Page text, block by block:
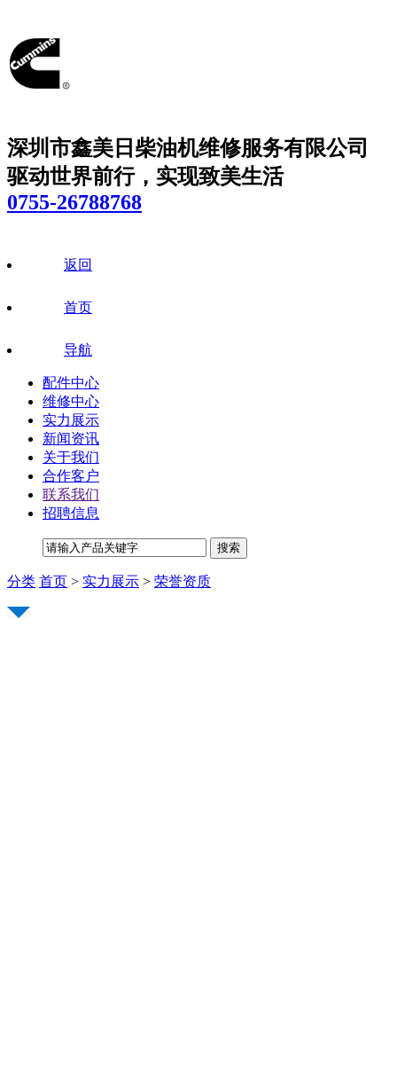
深圳市鑫美日柴油机维修服务有限公司
驱动世界前行，实现致美生活
0755-26788768
返回
首页
导航
配件中心
维修中心
实力展示
新闻资讯
关于我们
合作客户
联系我们
招聘信息
分类 首页 > 实力展示 > 荣誉资质